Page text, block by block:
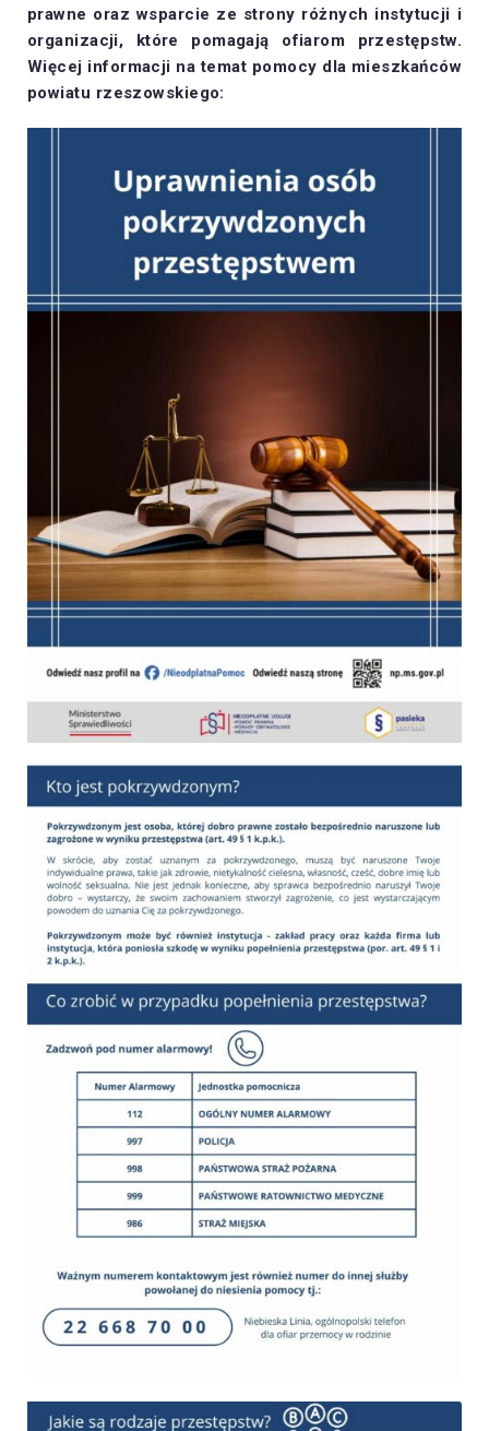
prawne oraz wsparcie ze strony różnych instytucji i
organizacji, które pomagają ofiarom przestępstw.
Więcej informacji na temat pomocy dla mieszkańców
powiatu rzeszowskiego: